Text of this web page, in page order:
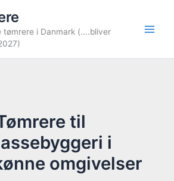
tømrere i Danmark (....bliver
til
i
omgivelser